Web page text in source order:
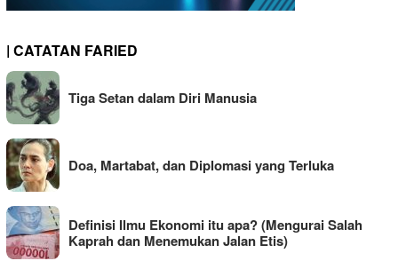
| CATATAN FARIED
Tiga Setan dalam Diri Manusia
Doa, Martabat, dan Diplomasi yang Terluka
Definisi Ilmu Ekonomi itu apa? (Mengurai Salah
Kaprah dan Menemukan Jalan Etis)